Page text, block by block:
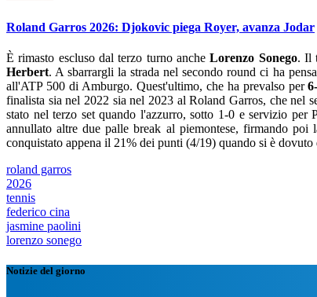
Roland Garros 2026: Djokovic piega Royer, avanza Jodar
È rimasto escluso dal terzo turno ancheLorenzo Sonego. Il
Herbert. A sbarrargli la strada nel secondo round ci ha
all'ATP 500 di Amburgo. Quest'ultimo, che ha prevalso per
finalista sia nel 2022 sia nel 2023 al Roland Garros, che nel
stato nel terzo set quando l'azzurro, sotto 1-0 e servizio
annullato altre due palle break al piemontese, firmando
conquistato appena il 21% dei punti (4/19) quando si è
roland garros
2026
tennis
federico cina
jasmine paolini
lorenzo sonego
Notizie del giorno